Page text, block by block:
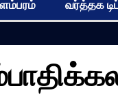
வர்த்தக